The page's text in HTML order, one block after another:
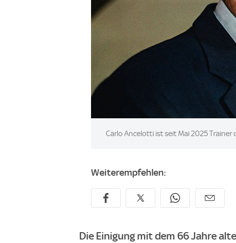
Image:
Carlo Ancelotti ist seit Mai 2025
Weiterempfehlen:
Die Einigung mit dem 66 Jahre